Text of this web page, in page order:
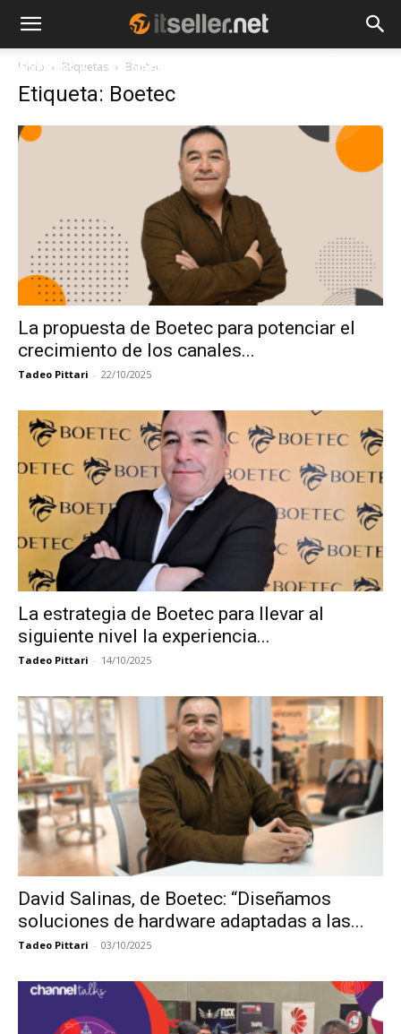
NOTICIAS TENDENCIAS
Inicio Etiquetas Boetec
Etiqueta: Boetec
La propuesta de Boetec para potenciar el
crecimiento de los canales...
Tadeo Pittari - 22/10/2025
La estrategia de Boetec para llevar al
siguiente nivel la experiencia...
Tadeo Pittari - 14/10/2025
David Salinas, de Boetec: “Diseñamos
soluciones de hardware adaptadas a las...
Tadeo Pittari - 03/10/2025